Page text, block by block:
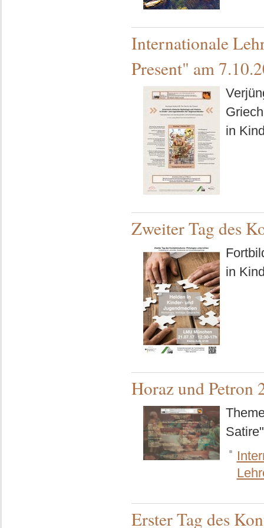
Internationale
Present" am
in
Zweiter Tag des
in
Horaz und Petron
Erster Tag des